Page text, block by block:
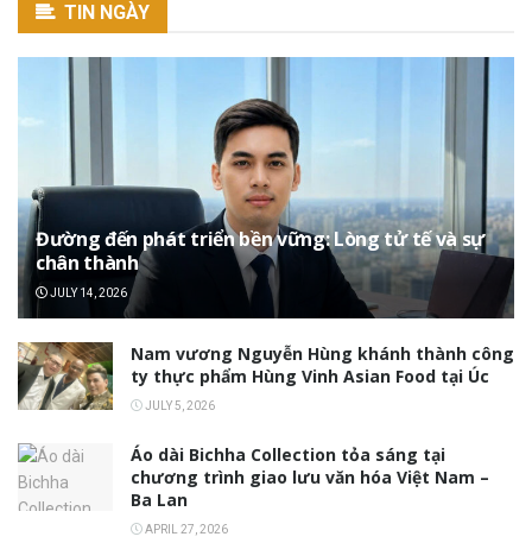
TIN NGÀY
Đường đến phát triển bền vững: Lòng tử tế và sự
chân thành
JULY 14, 2026
Nam vương Nguyễn Hùng khánh thành công
ty thực phẩm Hùng Vinh Asian Food tại Úc
JULY 5, 2026
Áo dài Bichha Collection tỏa sáng tại
chương trình giao lưu văn hóa Việt Nam –
Ba Lan
APRIL 27, 2026